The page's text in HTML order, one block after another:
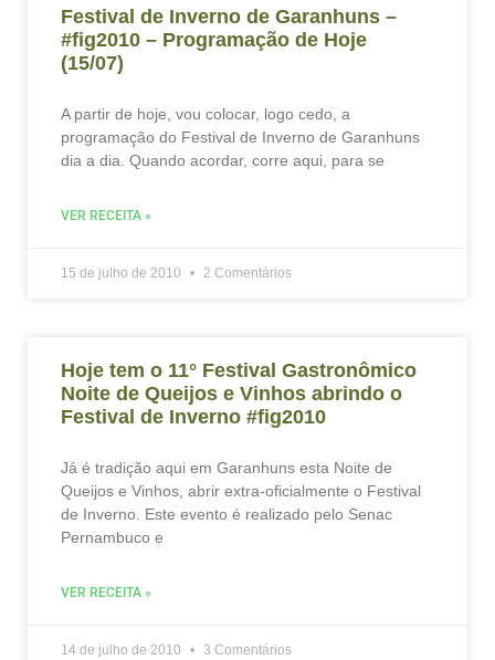
Festival de Inverno de Garanhuns –
#fig2010 – Programação de Hoje
(15/07)
A partir de hoje, vou colocar, logo cedo, a
programação do Festival de Inverno de Garanhuns
dia a dia. Quando acordar, corre aqui, para se
VER RECEITA »
15 de julho de 2010 2 Comentários
Hoje tem o 11° Festival Gastronômico
Noite de Queijos e Vinhos abrindo o
Festival de Inverno #fig2010
Já é tradição aqui em Garanhuns esta Noite de
Queijos e Vinhos, abrir extra-oficialmente o Festival
de Inverno. Este evento é realizado pelo Senac
Pernambuco e
VER RECEITA »
14 de julho de 2010 3 Comentários